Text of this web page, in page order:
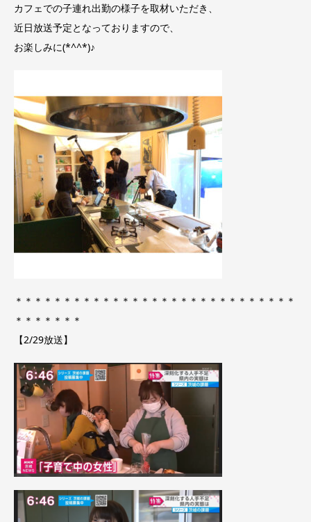
カフェでの子連れ出勤の様子を取材いただき、
近日放送予定となっておりますので、
お楽しみに(*^^*)♪
＊＊＊＊＊＊＊＊＊＊＊＊＊＊＊＊＊＊＊＊＊＊＊＊＊＊＊＊＊
＊＊＊＊＊＊＊
【2/29放送】